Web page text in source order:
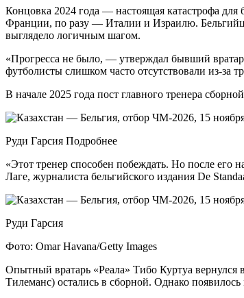
Концовка 2024 года — настоящая катастрофа
Франции, по разу — Италии и Израилю. Бельгийцы
выглядело логичным шагом.
«Прогресса не было, — утверждал бывший
футболисты слишком часто отсутствовали из-за
В начале 2025 года пост главного тренера
Руди Гарсия Подробнее
«Этот тренер способен побеждать. Но после его
Лаге, журналиста бельгийского издания De
Руди Гарсия
Фото: Omar Havana/Getty Images
Опытный вратарь «Реала» Тибо Куртуа
Тилеманс) остались в сборной. Однако